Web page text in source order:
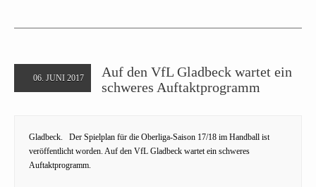
06. JUNI 2017
Auf den VfL Gladbeck wartet ein
schweres Auftaktprogramm
Gladbeck. Der Spielplan für die Oberliga-Saison 17/18 im Handball ist
veröffentlicht worden. Auf den VfL Gladbeck wartet ein schweres
Auftaktprogramm.